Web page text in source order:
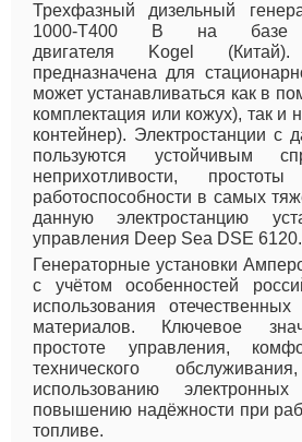
Трехфазный дизельный
1000-Т400 B на базе
двигателя Kogel (Китай).
предназначена для
может устанавливаться как в
комплектация или кожух), так и
контейнер). Электростанции с
пользуются устойчивым
неприхотливости,
работоспособности в самых
данную электростанцию
управления Deep Sea DSE 6120.
Генераторные установки
с учётом особенностей
использования
материалов. Ключевое
простоте управления,
технического
использованию
повышению надёжности при
топливе.